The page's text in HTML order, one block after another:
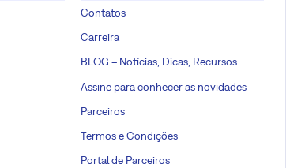
Contatos
Carreira
BLOG – Notícias, Dicas, Recursos
Assine para conhecer as novidades
Parceiros
Termos e Condições
Portal de Parceiros